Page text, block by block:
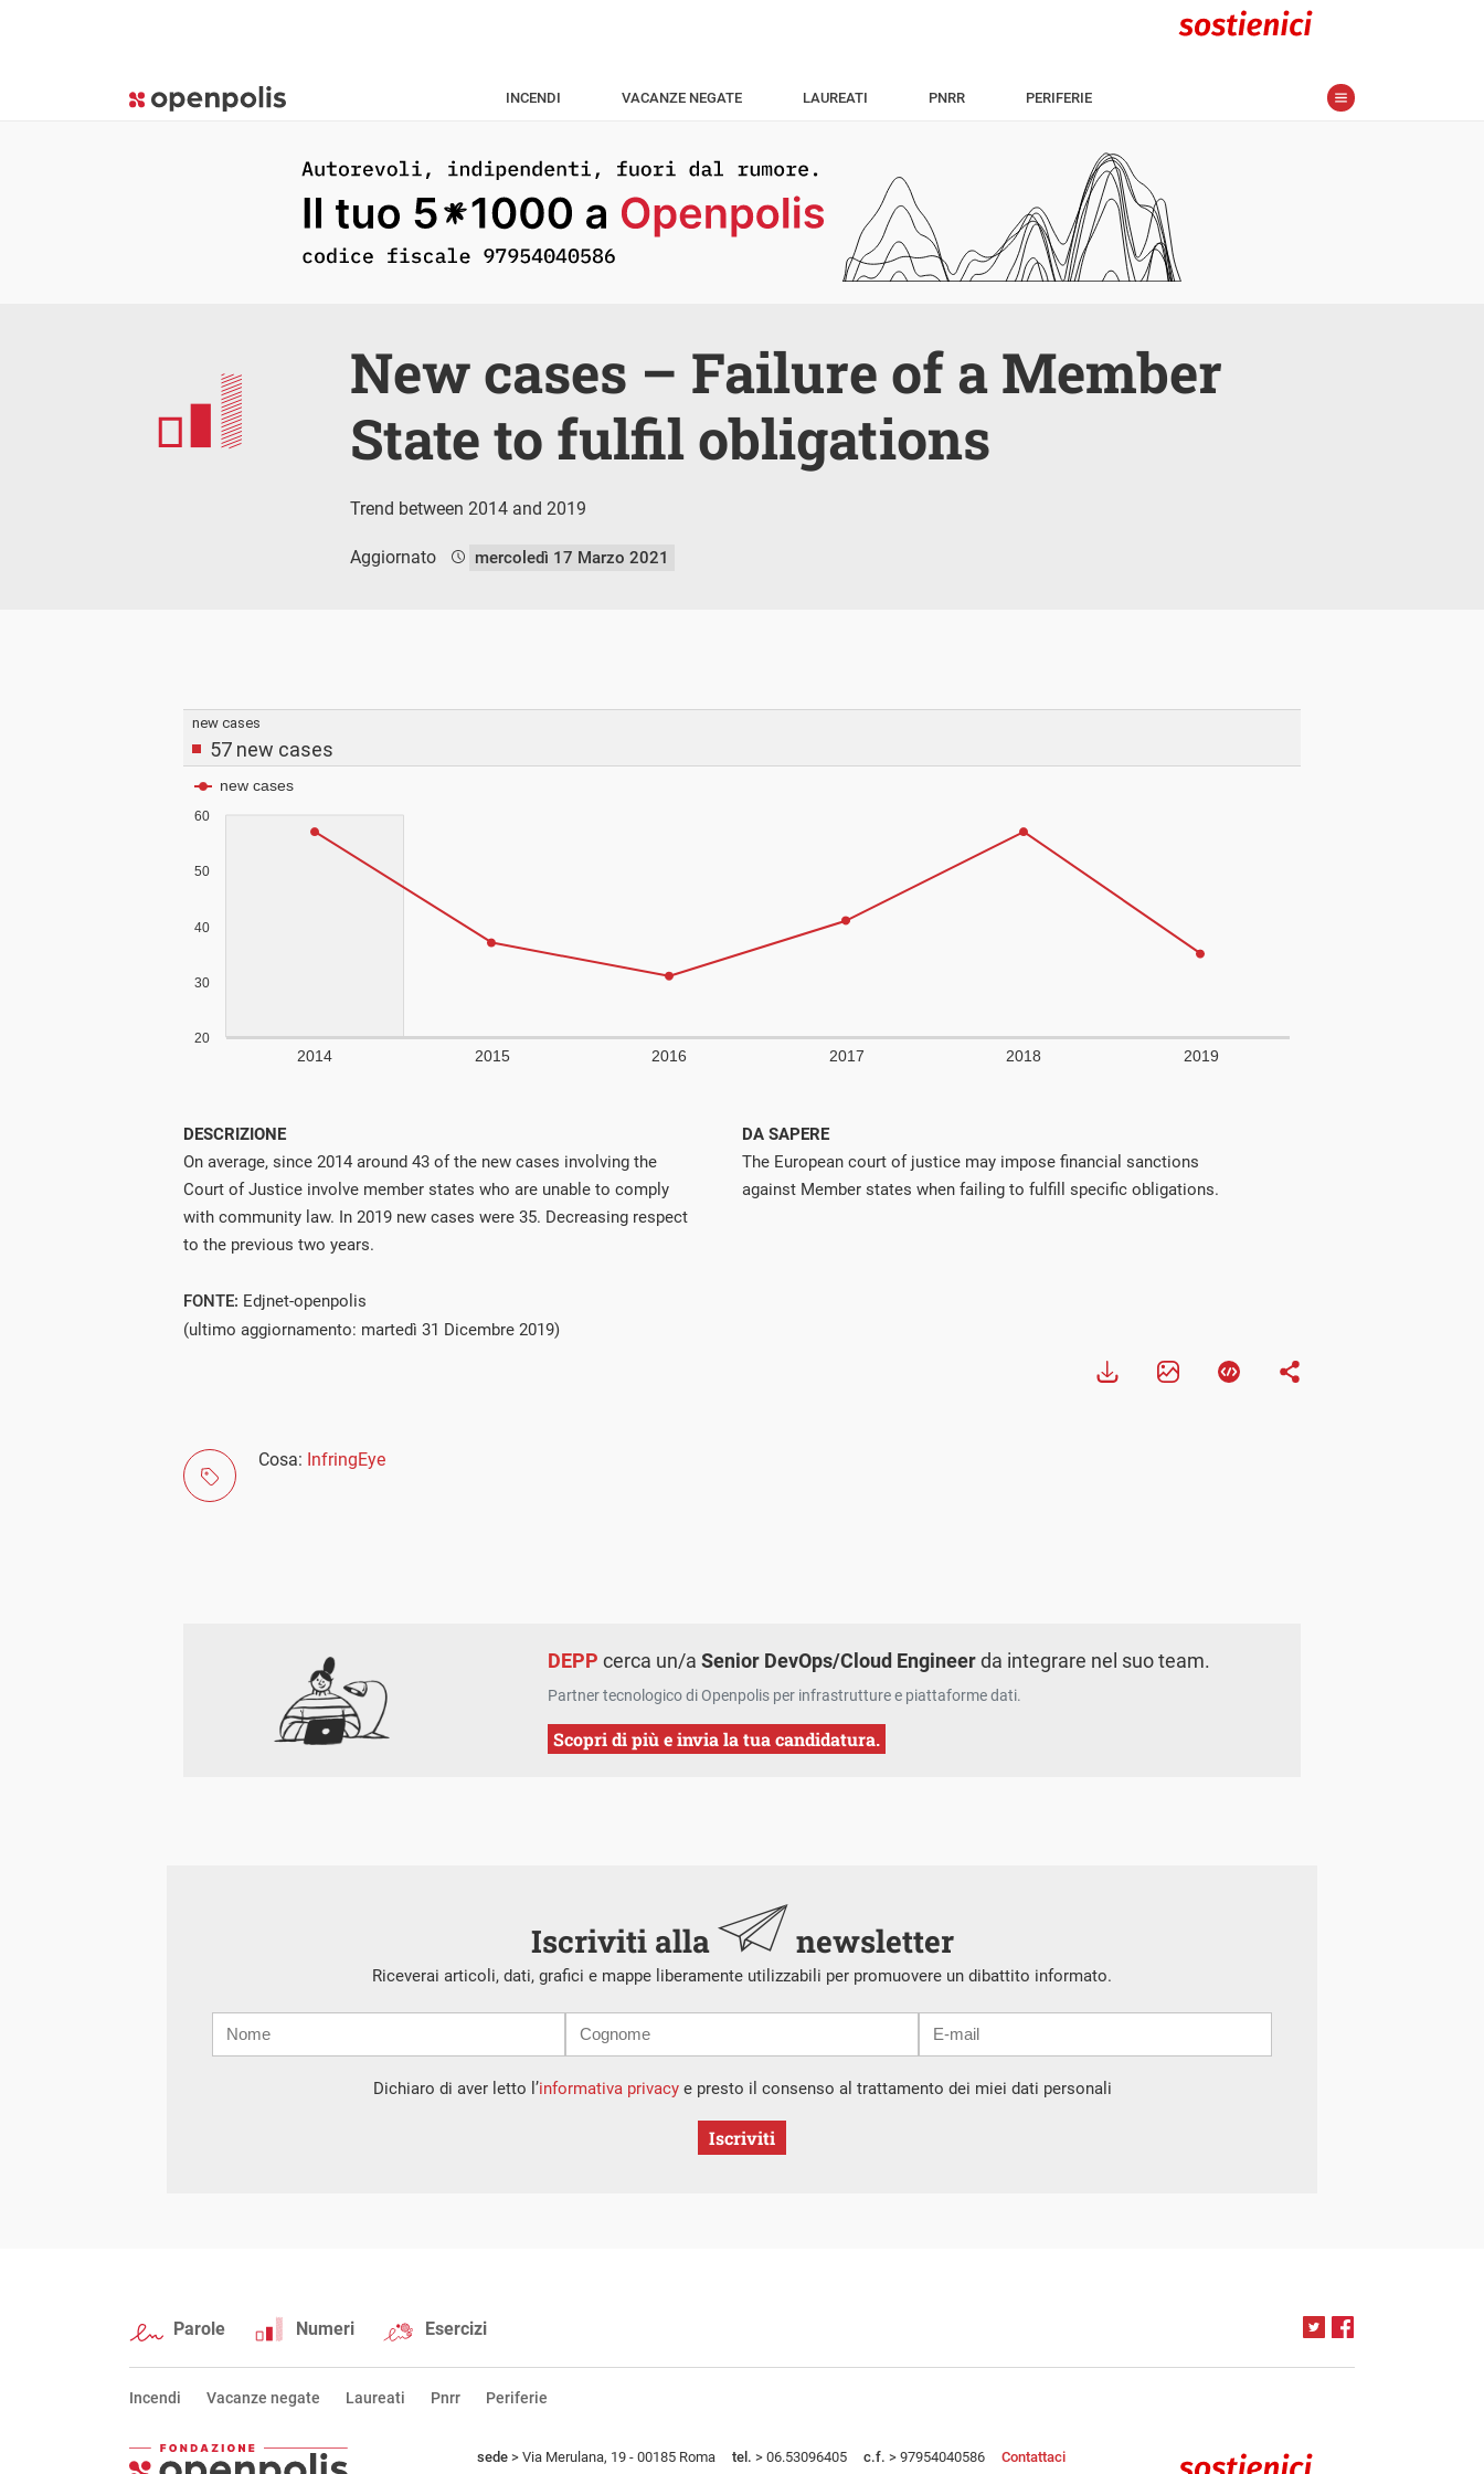
INCENDI VACANZE NEGATE LAUREATI PNRR PERIFERIE
New cases – Failure of a Member
State to fulfil obligations
Trend between 2014 and 2019
Aggiornato mercoledì 17 Marzo 2021
DESCRIZIONE
On average, since 2014 around 43 of the new cases involving the
Court of Justice involve member states who are unable to comply
with community law. In 2019 new cases were 35. Decreasing respect
to the previous two years.
DA SAPERE
The European court of justice may impose financial sanctions
against Member states when failing to fulfill specific obligations.
FONTE: Edjnet-openpolis
(ultimo aggiornamento: martedì 31 Dicembre 2019)
Cosa: InfringEye
DEPP cerca un/aSenior DevOps/Cloud Engineerda integrare nel suo team.
Partner tecnologico di Openpolis per infrastrutture e piattaforme dati.
Scopri di più e invia la tua candidatura.
Iscriviti alla newsletter
Riceverai articoli, dati, grafici e mappe liberamente utilizzabili per promuovere un dibattito informato.
mail
Dichiaro di aver letto l’informativa privacye presto il consenso al trattamento dei miei dati personali
Iscriviti
Parole Numeri Esercizi
Incendi Vacanze negate Laureati Pnrr Periferie
sede > Via Merulana, 19 - 00185 Roma tel. > 06.53096405 c.f. > 97954040586 Contattaci